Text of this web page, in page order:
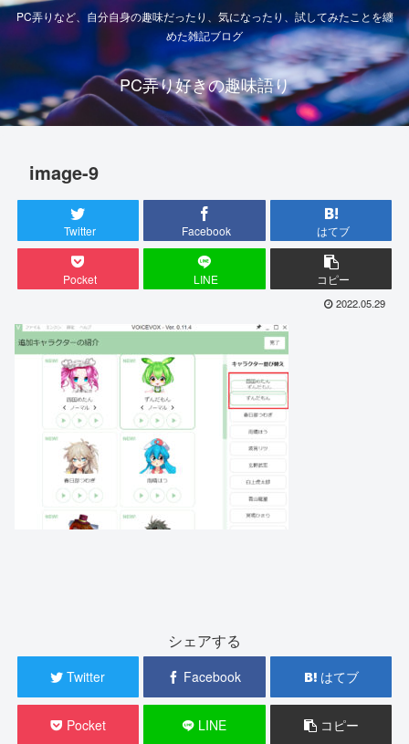
PC弄りなど、自分自身の趣味だったり、気になったり、試してみたことを纏
めた雑記ブログ
PC弄り好きの趣味語り
image-9
Twitter Facebook はてブ
Pocket LINE コピー
2022.05.29
シェアする
Twitter Facebook はてブ
Pocket LINE コピー